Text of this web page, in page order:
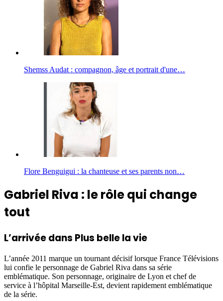
Shemss Audat : compagnon, âge et portrait d'une…
Flore Benguigui : la chanteuse et ses parents non…
Gabriel Riva : le rôle qui change
tout
L’arrivée dans Plus belle la vie
L’année 2011 marque un tournant décisif lorsque France Télévisions
lui confie le personnage de Gabriel Riva dans sa série
emblématique. Son personnage, originaire de Lyon et chef de
service à l’hôpital Marseille-Est, devient rapidement emblématique
de la série.